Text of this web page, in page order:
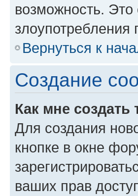
возможность. Это
Вернуться к
Создание
Как мне
Для создания
кнопке в окне
ваших прав